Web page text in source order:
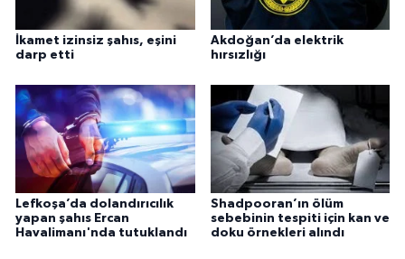
İkamet izinsiz şahıs, eşini
darp etti
Akdoğan’da elektrik
hırsızlığı
Lefkoşa’da dolandırıcılık
yapan şahıs Ercan
Havalimanı'nda tutuklandı
Shadpooran’ın ölüm
sebebinin tespiti için kan ve
doku örnekleri alındı